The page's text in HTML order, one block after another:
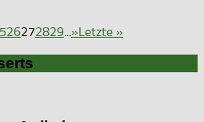
26272829...»Letzte »